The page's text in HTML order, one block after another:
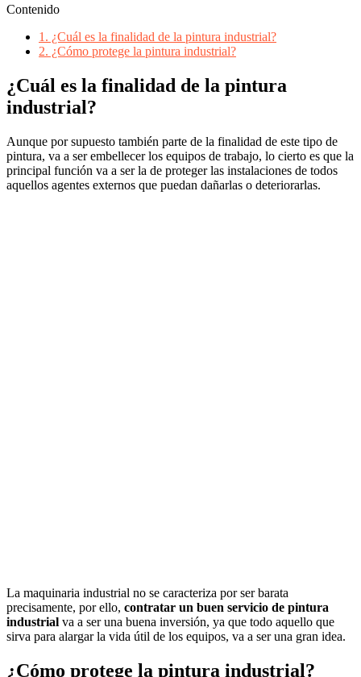
Contenido
1. ¿Cuál es la finalidad de la pintura industrial?
2. ¿Cómo protege la pintura industrial?
¿Cuál es la finalidad de la pintura
industrial?
Aunque por supuesto también parte de la finalidad de este tipo de
pintura, va a ser embellecer los equipos de trabajo, lo cierto es que la
principal función va a ser la de proteger las instalaciones de todos
aquellos agentes externos que puedan dañarlas o deteriorarlas.
La maquinaria industrial no se caracteriza por ser barata
precisamente, por ello, contratar un buen servicio de pintura
industrial va a ser una buena inversión, ya que todo aquello que
sirva para alargar la vida útil de los equipos, va a ser una gran idea.
¿Cómo protege la pintura industrial?